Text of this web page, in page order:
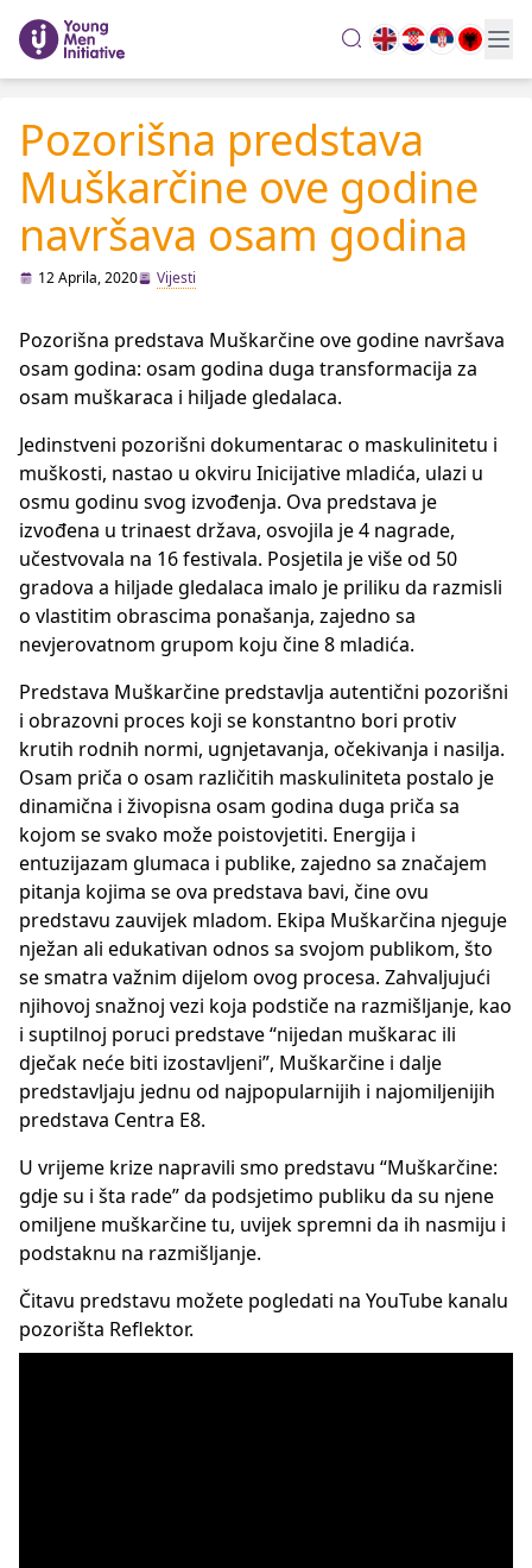
search
Pozorišna predstava
Muškarčine ove godine
navršava osam godina
12 Aprila, 2020 Vijesti
Pozorišna predstava Muškarčine ove godine navršava
osam godina: osam godina duga transformacija za
osam muškaraca i hiljade gledalaca.
Jedinstveni pozorišni dokumentarac o maskulinitetu i
muškosti, nastao u okviru Inicijative mladića, ulazi u
osmu godinu svog izvođenja. Ova predstava je
izvođena u trinaest država, osvojila je 4 nagrade,
učestvovala na 16 festivala. Posjetila je više od 50
gradova a hiljade gledalaca imalo je priliku da razmisli
o vlastitim obrascima ponašanja, zajedno sa
nevjerovatnom grupom koju čine 8 mladića.
Predstava Muškarčine predstavlja autentični pozorišni
i obrazovni proces koji se konstantno bori protiv
krutih rodnih normi, ugnjetavanja, očekivanja i nasilja.
Osam priča o osam različitih maskuliniteta postalo je
dinamična i živopisna osam godina duga priča sa
kojom se svako može poistovjetiti. Energija i
entuzijazam glumaca i publike, zajedno sa značajem
pitanja kojima se ova predstava bavi, čine ovu
predstavu zauvijek mladom. Ekipa Muškarčina njeguje
nježan ali edukativan odnos sa svojom publikom, što
se smatra važnim dijelom ovog procesa. Zahvaljujući
njihovoj snažnoj vezi koja podstiče na razmišljanje, kao
i suptilnoj poruci predstave “nijedan muškarac ili
dječak neće biti izostavljeni”, Muškarčine i dalje
predstavljaju jednu od najpopularnijih i najomiljenijih
predstava Centra E8.
U vrijeme krize napravili smo predstavu “Muškarčine:
gdje su i šta rade” da podsjetimo publiku da su njene
omiljene muškarčine tu, uvijek spremni da ih nasmiju i
podstaknu na razmišljanje.
Čitavu predstavu možete pogledati na YouTube kanalu
pozorišta Reflektor.